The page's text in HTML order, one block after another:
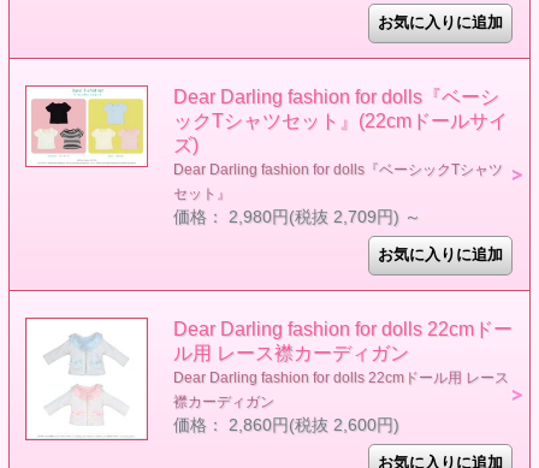
Dear Darling fashion for dolls『ベーシ
ックTシャツセット』(22cmドールサイ
ズ)
Dear Darling fashion for dolls『ベーシックTシャツ
セット』
価格： 2,980円(税抜 2,709円) ～
Dear Darling fashion for dolls 22cmドー
ル用 レース襟カーディガン
Dear Darling fashion for dolls 22cmドール用 レース
襟カーディガン
価格： 2,860円(税抜 2,600円)